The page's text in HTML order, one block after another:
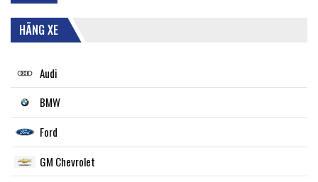
HÃNG XE
Audi
BMW
Ford
GM Chevrolet